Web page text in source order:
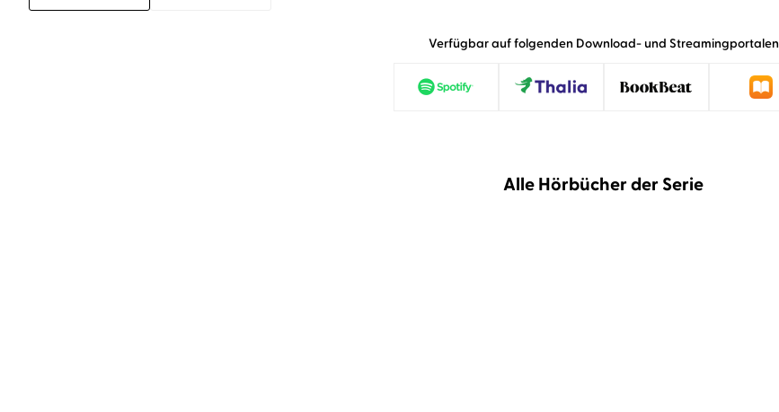
Verfügbar auf folgenden Download- und Streamingportalen
Alle Hörbücher der Serie